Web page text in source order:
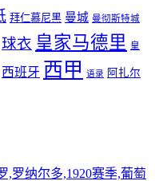
拜仁慕尼黑 曼城 曼彻斯特城
球衣 皇家马德里 皇
西班牙 西甲 语录 阿扎尔
,罗纳尔多,1920赛季,葡萄